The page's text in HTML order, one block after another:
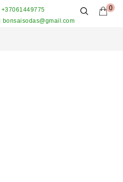
0
+37061449775
bonsaisodas@gmail.com